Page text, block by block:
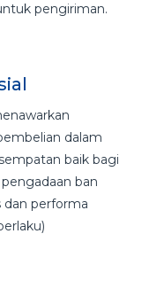
pengiriman.
dalam
baik bagi
ban
performa